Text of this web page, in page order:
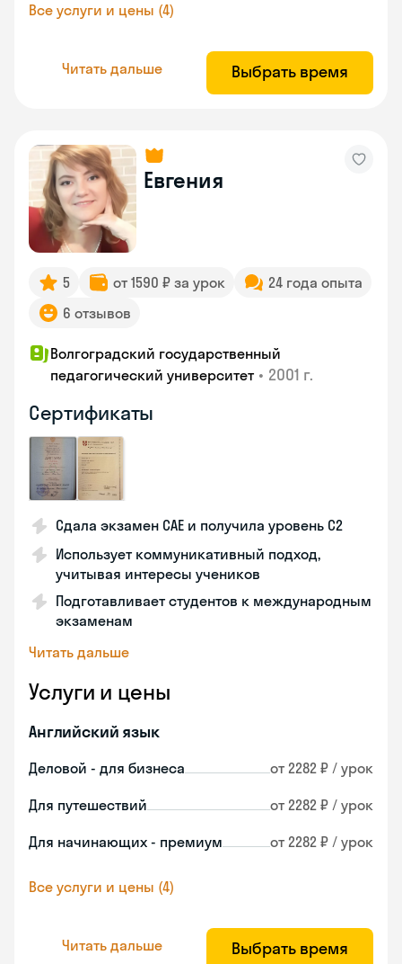
Все услуги и цены (4)
Читать дальше Выбрать время
Евгения
5 от 1590 ₽ за урок
24 года опыта
6 отзывов
Волгоградский государственный
педагогический университет • 2001 г.
Сертификаты
Сдала экзамен CAE и получила уровень С2
Использует коммуникативный подход,
учитывая интересы учеников
Подготавливает студентов к международным
экзаменам
Читать дальше
Услуги и цены
Английский язык
Деловой - для бизнеса от 2282 ₽ / урок
Для путешествий от 2282 ₽ / урок
Для начинающих - премиум от 2282 ₽ / урок
Все услуги и цены (4)
Читать дальше Выбрать время